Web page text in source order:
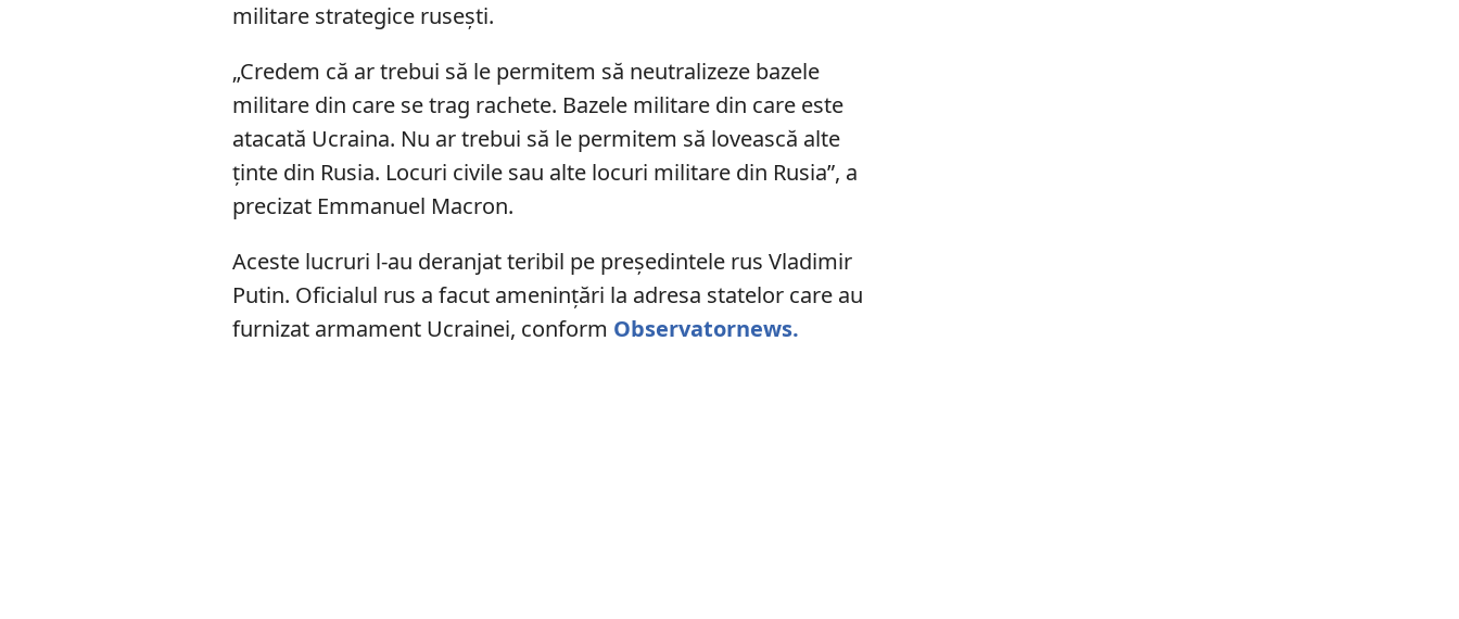
militare strategice rusești.
„Credem că ar trebui să le permitem să neutralizeze bazele
militare din care se trag rachete. Bazele militare din care este
atacată Ucraina. Nu ar trebui să le permitem să lovească alte
ținte din Rusia. Locuri civile sau alte locuri militare din Rusia”, a
precizat Emmanuel Macron.
Aceste lucruri l-au deranjat teribil pe președintele rus Vladimir
Putin. Oficialul rus a facut amenințări la adresa statelor care au
furnizat armament Ucrainei, conform Observatornews.